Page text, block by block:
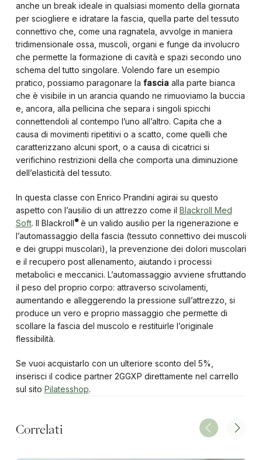
anche un break ideale in qualsiasi momento della giornata
per sciogliere e idratare la fascia, quella parte del tessuto
connettivo che, come una ragnatela, avvolge in maniera
tridimensionale ossa, muscoli, organi e funge da involucro
che permette la formazione di cavità e spazi secondo uno
schema del tutto singolare. Volendo fare un esempio
pratico, possiamo paragonare la fascia alla parte bianca
che è visibile in un arancia quando ne rimuoviamo la buccia
e, ancora, alla pellicina che separa i singoli spicchi
connettendoli al contempo l’uno all’altro. Capita che a
causa di movimenti ripetitivi o a scatto, come quelli che
caratterizzano alcuni sport, o a causa di cicatrici si
verifichino restrizioni della che comporta una diminuzione
dell’elasticità del tessuto.
In questa classe con Enrico Prandini agirai su questo
aspetto con l’ausilio di un attrezzo come il Blackroll Med
Soft. Il Blackroll®è un valido ausilio per la rigenerazione e
l’automassaggio della fascia (tessuto connettivo dei muscoli
e dei gruppi muscolari), la prevenzione dei dolori muscolari
e il recupero post allenamento, aiutando i processi
metabolici e meccanici. L’automassaggio avviene sfruttando
il peso del proprio corpo: attraverso scivolamenti,
aumentando e alleggerendo la pressione sull’attrezzo, si
produce un vero e proprio massaggio che permette di
scollare la fascia del muscolo e restituirle l’originale
flessibilità.
Se vuoi acquistarlo con un ulteriore sconto del 5%,
inserisci il codice partner 2GGXP direttamente nel carrello
sul sito Pilatesshop.
Correlati